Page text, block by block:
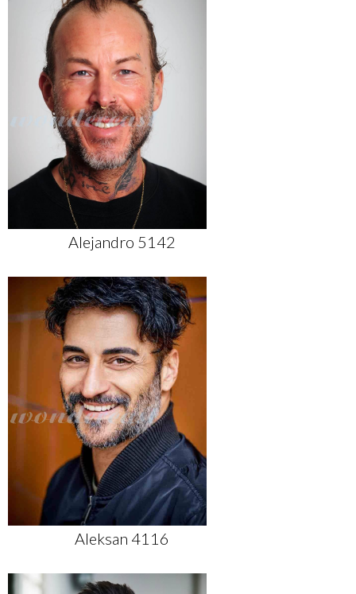
Alejandro 5142
Aleksan 4116